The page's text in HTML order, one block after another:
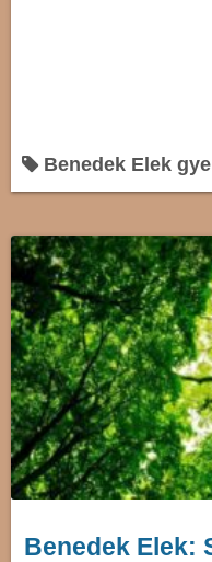
Benedek Elek
Benedek Elek: